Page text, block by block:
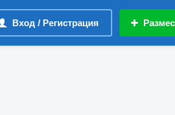
Вход / Регистрация